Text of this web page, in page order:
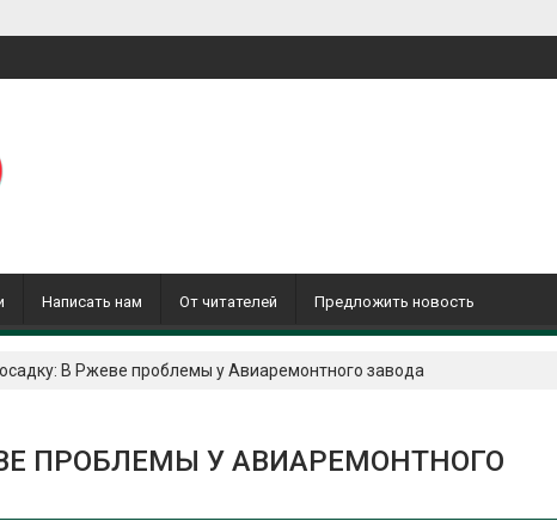
Написать нам От читателей Предложить новость
В Ржеве проблемы у Авиаремонтного завода
ПРОБЛЕМЫ У АВИАРЕМОНТНОГО